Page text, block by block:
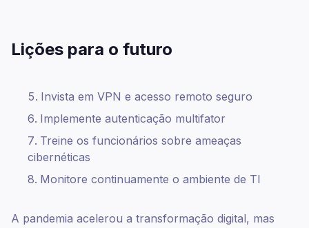
Lições para o futuro
Invista em VPN e acesso remoto seguro
Implemente autenticação multifator
Treine os funcionários sobre ameaças
cibernéticas
Monitore continuamente o ambiente de TI
A pandemia acelerou a transformação digital, mas